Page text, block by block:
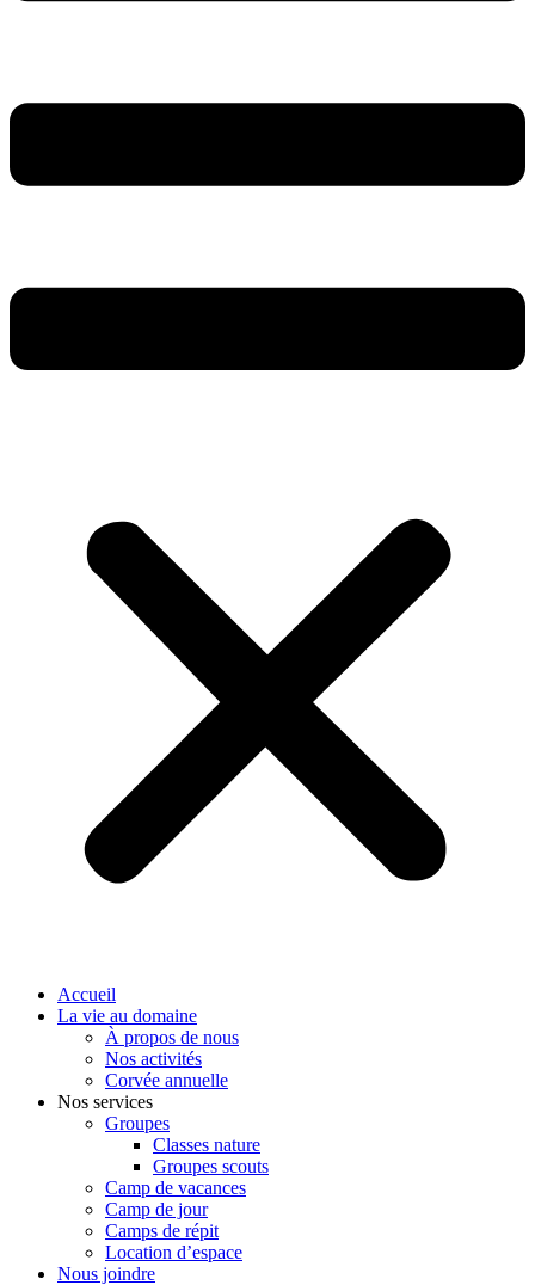
Accueil
La vie au domaine
À propos de nous
Nos activités
Corvée annuelle
Nos services
Groupes
Classes nature
Groupes scouts
Camp de vacances
Camp de jour
Camps de répit
Location d’espace
Nous joindre